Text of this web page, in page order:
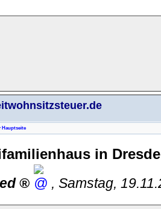
Hauptseite
in
, Samstag,